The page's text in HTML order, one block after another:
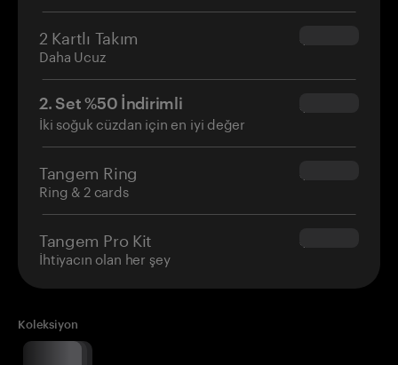
2 Kartlı Takım
Daha Ucuz
$54.90
2. Set %50 İndirimli
İki soğuk cüzdan için en iyi değer
$34.95
Tangem Ring
Ring & 2 cards
$160.00
Tangem Pro Kit
İhtiyacın olan her şey
$180.00
Koleksiyon